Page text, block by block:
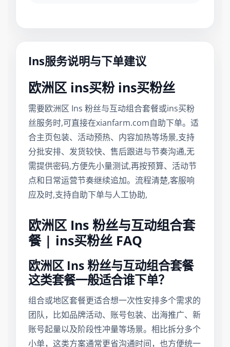
Ins服务说明与下单建议
欧洲区 ins买粉 ins买粉丝
需要欧洲区 Ins 粉丝与互动组合套餐或ins买粉
丝服务时,可直接在xianfarm.com自助下单。适
合主页包装、活动预热、内容加热等场景,支持
分批安排、发货较快、售后跟进与节奏沟通,无
需提供密码,方便先小量测试,再按预算、活动节
点和日常运营节奏继续追加。流程清楚,客服响
应及时,支持自助下单与人工协助,
欧洲区 Ins 粉丝与互动组合套
餐 | ins买粉丝 FAQ
欧洲区 Ins 粉丝与互动组合套餐
这类套餐一般适合谁下单？
组合或地区套餐更适合想一次性安排多个需求的
团队，比如品牌活动、账号包装、出海推广、新
账号起量以及阶段性冲量等场景。相比拆分多个
小单，这类方案通常更省沟通时间，也方便统一